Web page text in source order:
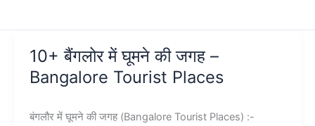
10+ बैंगलोर में घूमने की जगह –
Bangalore Tourist Places
बंगलौर में घूमने की जगह (Bangalore Tourist Places) :-